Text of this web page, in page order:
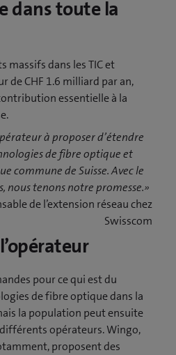
dans toute la
massifs dans les TIC et
de CHF 1.6 milliard par an,
essentielle à la
à proposer d’étendre
de fibre optique et
commune de Suisse. Avec le
nous tenons notre promesse.»
de l’extension réseau chez
Swisscom
pour ce qui est du
de fibre optique dans la
la population peut ensuite
opérateurs. Wingo,
proposent des